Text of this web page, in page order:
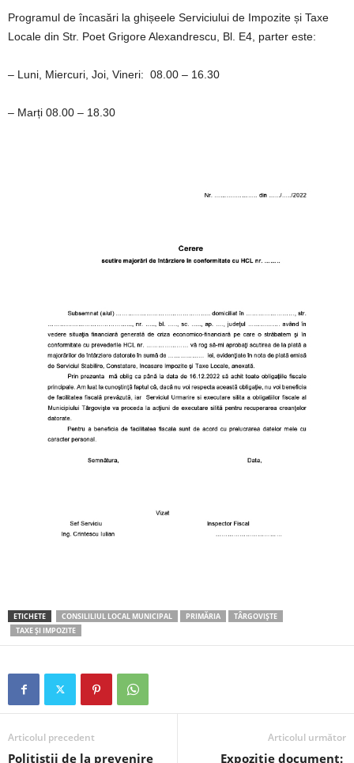
Programul de încasări la ghișeele Serviciului de Impozite și Taxe
Locale din Str. Poet Grigore Alexandrescu, Bl. E4, parter este:
– Luni, Miercuri, Joi, Vineri: 08.00 – 16.30
– Marți 08.00 – 18.30
ETICHETE CONSILILIUL LOCAL MUNICIPAL PRIMĂRIA
TÂRGOVIȘTE
TAXE ȘI IMPOZITE
Articolul precedent
Polițiștii de la prevenire
Articolul următor
Expoziţie document: